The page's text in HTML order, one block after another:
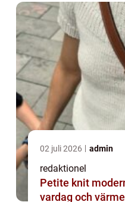
köpa ...
02 juli 2026 admin
redaktionel
Petite knit moderna stickmönster för
vardag och värme